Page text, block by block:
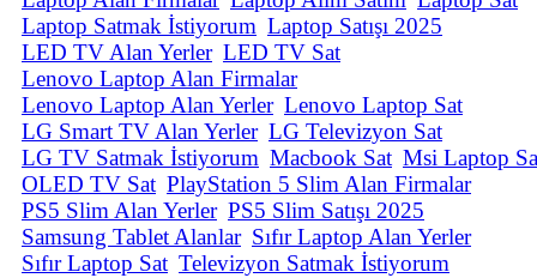
Laptop Satmak İstiyorum Laptop Satışı 2025
LED TV Alan Yerler LED TV Sat
Lenovo Laptop Alan Firmalar
Lenovo Laptop Alan Yerler Lenovo Laptop Sat
LG Smart TV Alan Yerler LG Televizyon Sat
LG TV Satmak İstiyorum Macbook Sat Msi Laptop
OLED TV Sat PlayStation 5 Slim Alan Firmalar
PS5 Slim Alan Yerler PS5 Slim Satışı 2025
Samsung Tablet Alanlar Sıfır Laptop Alan Yerler
Sıfır Laptop Sat Televizyon Satmak İstiyorum